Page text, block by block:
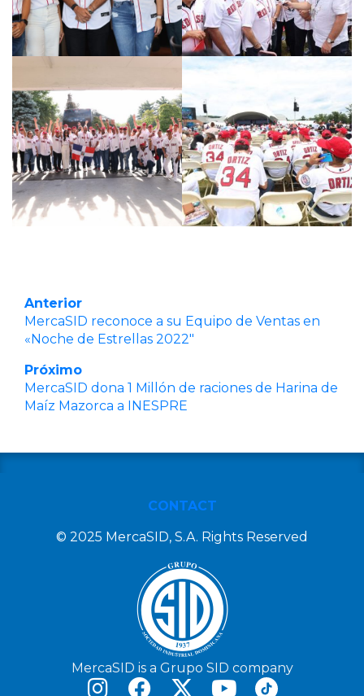
Anterior
MercaSID reconoce a su Equipo de Ventas en
«Noche de Estrellas 2022″
Próximo
MercaSID dona 1 Millón de raciones de Harina de
Maíz Mazorca a INESPRE
CONTACT
© 2025 MercaSID, S.A. Rights Reserved
MercaSID is a Grupo SID company